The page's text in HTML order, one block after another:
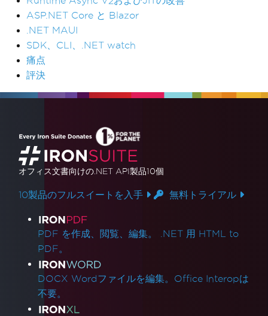
ASP.NET Core と Blazor
.NET MAUI
SDK、CLI、.NET watch
痛点
評決
オフィス文書向けの.NET API製品10個
10製品のフルスイートを入手 無料トライアル
製品リンク
PDF を作成、閲覧、編集。 .NET 用 HTML to
PDF。
DOCX Wordファイルを編集。Office Interopは
不要。